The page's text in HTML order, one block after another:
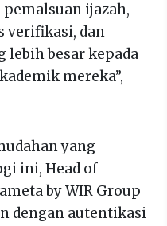
ijazah,
verifikasi, dan
besar kepada
mereka”,
yang
ini, Head of
by WIR Group
dengan autentikasi